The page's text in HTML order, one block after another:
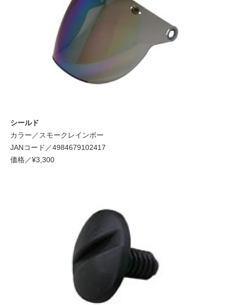
シールド
カラー／スモークレインボー
JANコード／4984679102417
価格／¥3,300